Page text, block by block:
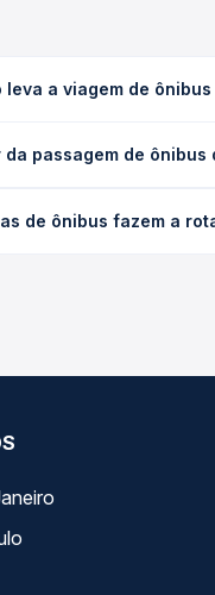
leva a viagem de
e as condições de
passagem de ônibus
antecedência da
de ônibus fazem a